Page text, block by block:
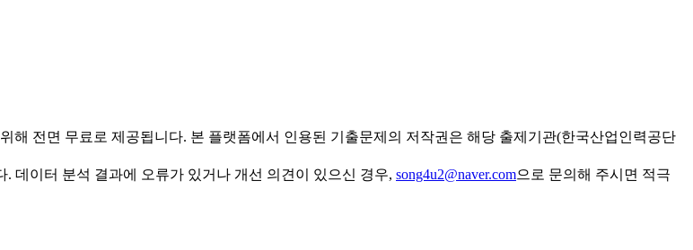
전면 무료로 제공됩니다. 본 플랫폼에서 인용된 기출문제의 저작권은 해당 출제기관(한국산업인력공단
데이터 분석 결과에 오류가 있거나 개선 의견이 있으신 경우, song4u2@naver.com으로 문의해 주시면 적극